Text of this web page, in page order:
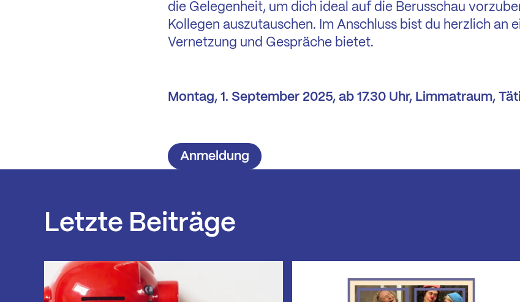
die Gelegenheit, um dich ideal auf die Berusschau
Kollegen auszutauschen. Im Anschluss bist du herzlich an
Vernetzung und Gespräche bietet.
Montag, 1. September 2025, ab 17.30 Uhr, Limmatraum,
Anmeldung
Letzte Beiträge